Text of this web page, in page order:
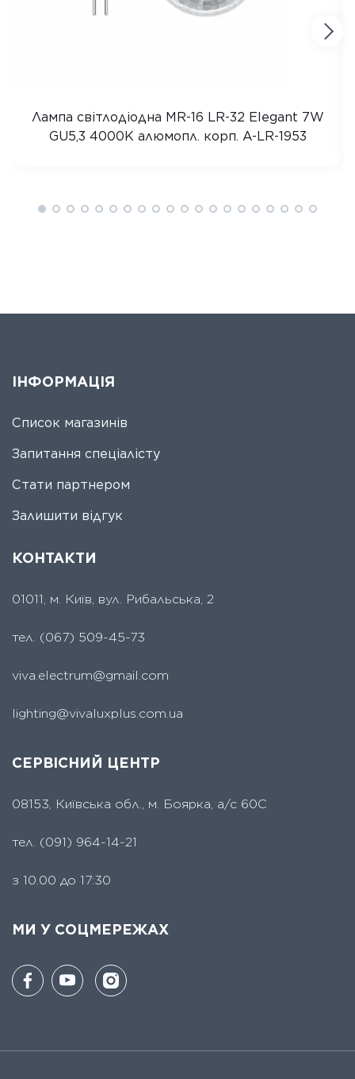
Лампа світлодіодна MR-16 LR-32 Elegant 7W
GU5,3 4000K алюмопл. корп. A-LR-1953
ІНФОРМАЦІЯ
Список магазинів
Запитання спеціалісту
Стати партнером
Залишити відгук
КОНТАКТИ
01011, м. Київ, вул. Рибальська, 2
тел. (067) 509-45-73
viva.electrum@gmail.com
lighting@vivaluxplus.com.ua
СЕРВІСНИЙ ЦЕНТР
08153, Київська обл., м. Боярка, а/с 60С
тел. (091) 964-14-21
з 10.00 до 17:30
МИ У СОЦМЕРЕЖАХ